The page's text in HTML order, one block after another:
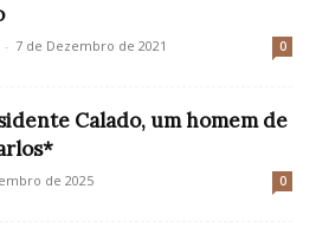
- 7 de Dezembro de 2021 0
Calado, um homem de
de 2025 0